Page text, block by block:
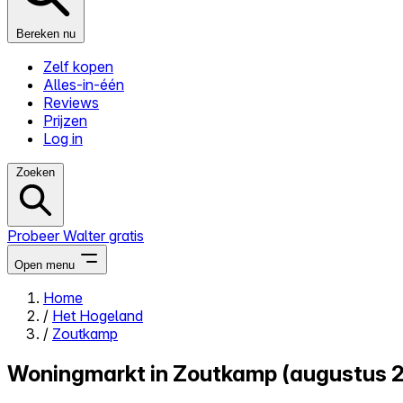
Bereken nu
Zelf kopen
Alles-in-één
Reviews
Prijzen
Log in
Zoeken
Probeer Walter gratis
Open menu
Close menu
Home
/ Het Hogeland
/ Zoutkamp
Woningmarkt in Zoutkamp (augustus